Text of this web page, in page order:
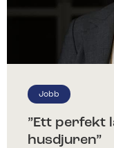
Jobb
”Ett perfekt
husdjuren”